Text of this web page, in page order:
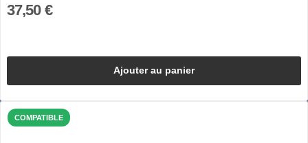
37,50 €
Ajouter au panier
COMPATIBLE